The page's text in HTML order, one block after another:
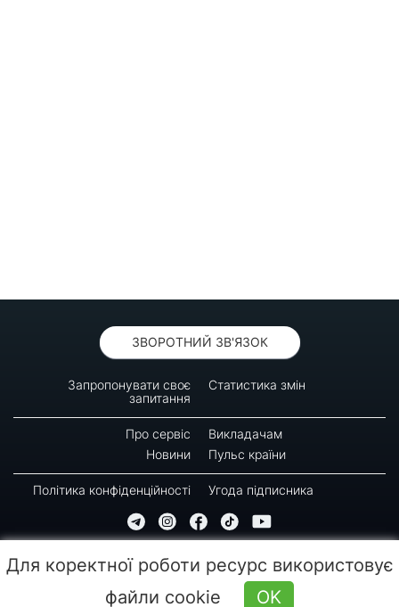
ЗВОРОТНИЙ ЗВ'ЯЗОК
Запропонувати своє
запитання
Статистика змін
Про сервіс
Викладачам
Новини
Пульс країни
Політика конфіденційності Угода підписника
Копіювання, передрук або використання матеріалів цієї сторінки для відтворення,
переносу на інші носії інформації заборонено. Час останнього оновлення: 10:20
Для коректної роботи ресурс використовує
файли cookie
OK